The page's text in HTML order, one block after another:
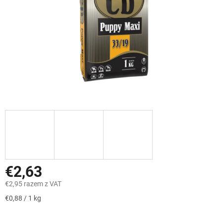
€2,63
€2,95 razem z VAT
Cena
€0,88 / 1 kg